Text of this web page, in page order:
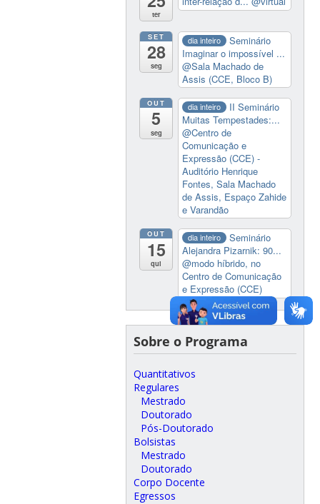
ter
SET
28
seg
dia inteiro
Seminário
Imaginar o impossível ...
@Sala Machado de
Assis (CCE, Bloco B)
OUT
5
seg
dia inteiro
II Seminário
Muitas Tempestades:...
@Centro de
Comunicação e
Expressão (CCE) -
Auditório Henrique
Fontes, Sala Machado
de Assis, Espaço Zahide
e Varandão
OUT
15
qui
dia inteiro
Seminário
Alejandra Pizarnik: 90...
@modo híbrido, no
Centro de Comunicação
e Expressão (CCE)
Sobre o Programa
Quantitativos
Regulares
Mestrado
Doutorado
Pós-Doutorado
Bolsistas
Mestrado
Doutorado
Corpo Docente
Egressos